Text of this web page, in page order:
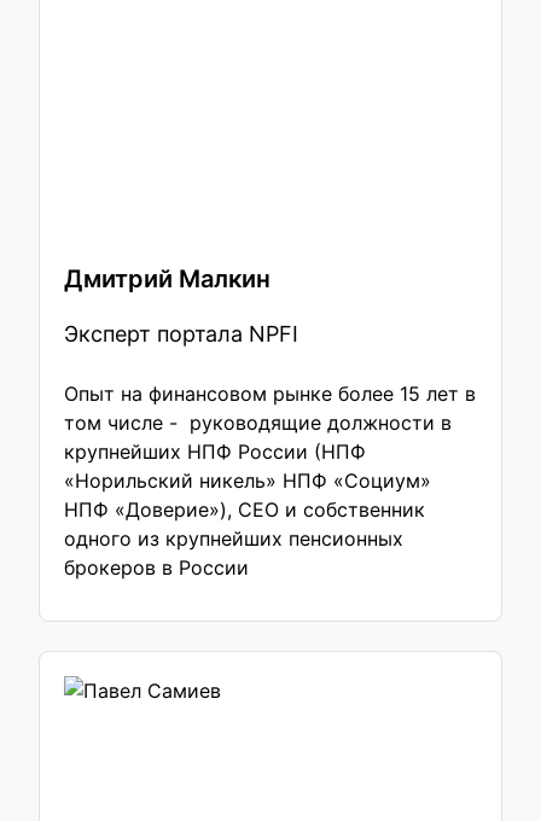
Дмитрий Малкин
Эксперт портала NPFI
Опыт на финансовом рынке более 15 лет в
том числе - руководящие должности в
крупнейших НПФ России (НПФ
«Норильский никель» НПФ «Социум»
НПФ «Доверие»), СЕО и собственник
одного из крупнейших пенсионных
брокеров в России